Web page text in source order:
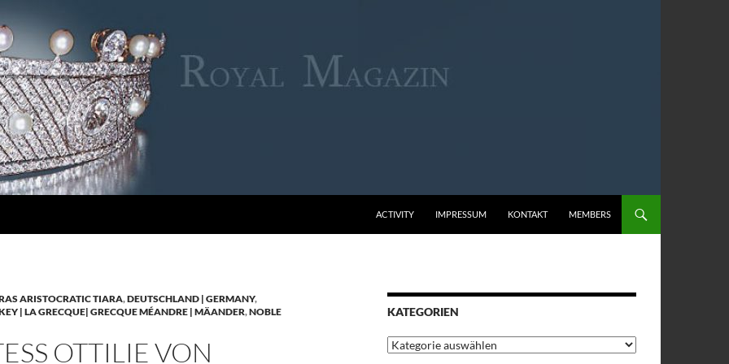
ACTIVITY IMPRESSUM KONTAKT MEMBERS
ARISTOCRATIC TIARA,DEUTSCHLAND | GERMANY,
| LA GRECQUE| GRECQUE MÉANDRE | MÄANDER,NOBLE
OTTILIE VON
KATEGORIEN
Kategorien